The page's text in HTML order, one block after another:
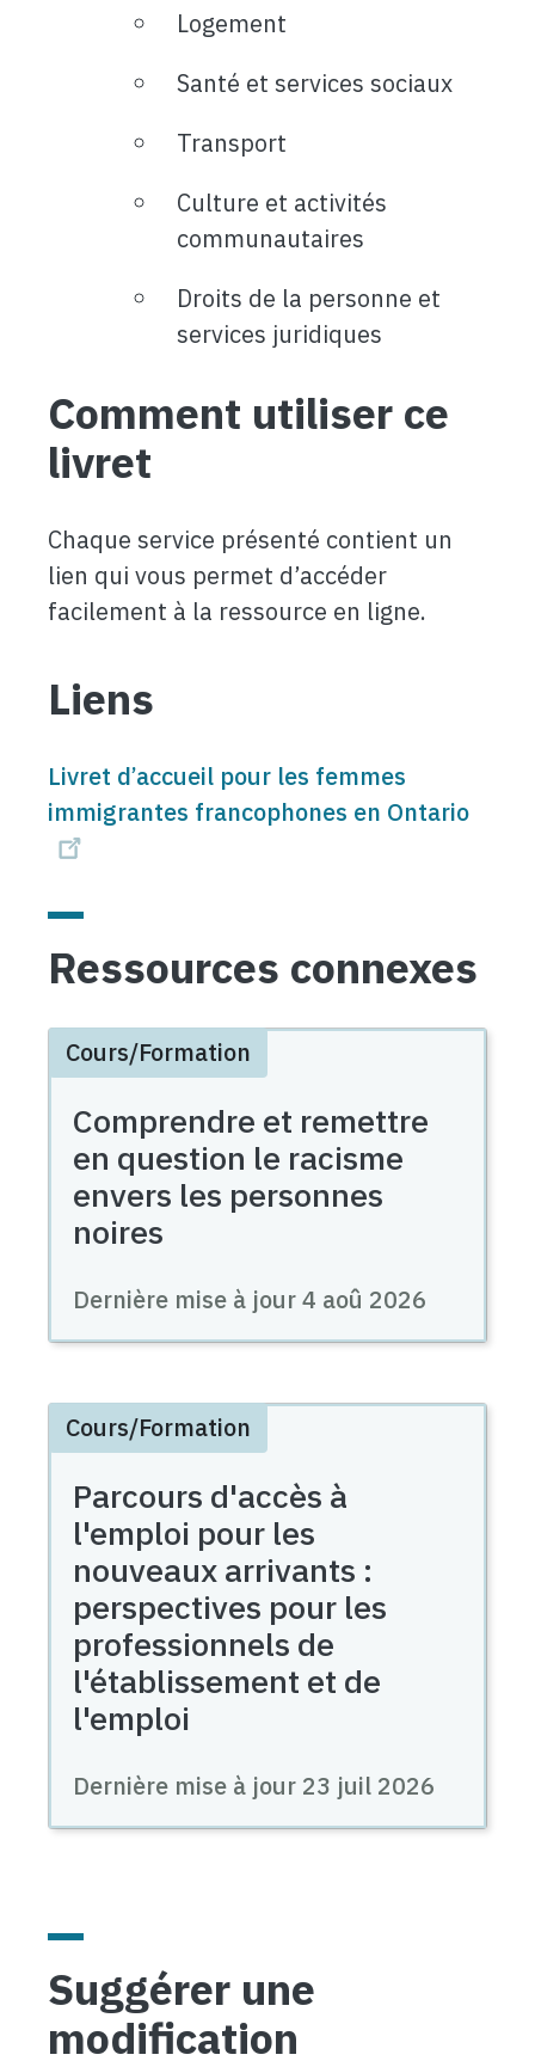
Logement
Santé et services sociaux
Transport
Culture et activités
communautaires
Droits de la personne et
services juridiques
Comment utiliser ce
livret
Chaque service présenté contient un
lien qui vous permet d’accéder
facilement à la ressource en ligne.
Liens
Livret d’accueil pour les femmes
immigrantes francophones en Ontario
Ressources connexes
Cours/Formation
Comprendre et remettre
en question le racisme
envers les personnes
noires
Dernière mise à jour4 aoû 2026
Cours/Formation
Parcours d'accès à
l'emploi pour les
nouveaux arrivants :
perspectives pour les
professionnels de
l'établissement et de
l'emploi
Dernière mise à jour 23 juil 2026
Suggérer une
modification